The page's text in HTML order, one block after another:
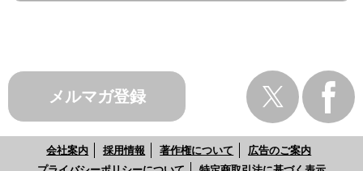
メルマガ登録
会社案内 採用情報 著作権について
広告のご案内